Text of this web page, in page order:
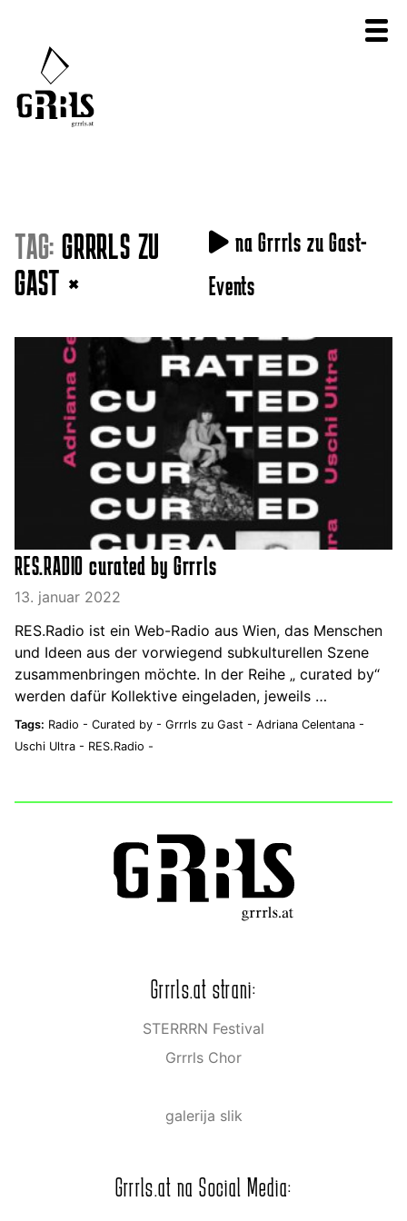
TAG: GRRRLS ZU
GAST ×
na Grrrls zu Gast-
Events
RES.RADIO curated by Grrrls
13. januar 2022
RES.Radio ist ein Web-Radio aus Wien, das Menschen
und Ideen aus der vorwiegend subkulturellen Szene
zusammenbringen möchte. In der Reihe „ curated by“
werden dafür Kollektive eingeladen, jeweils …
Tags: Radio - Curated by - Grrrls zu Gast - Adriana Celentana -
Uschi Ultra - RES.Radio -
Grrrls.at strani:
STERRRN Festival
Grrrls Chor
galerija slik
Grrrls.at na Social Media: